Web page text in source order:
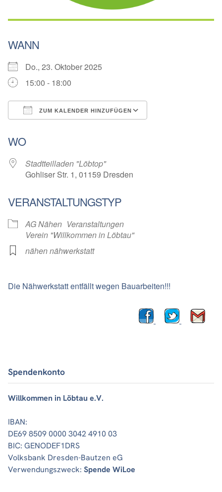
WANN
Do., 23. Oktober 2025
15:00 - 18:00
ZUM KALENDER HINZUFÜGEN
WO
Stadtteilladen "Löbtop"
Gohliser Str. 1, 01159 Dresden
VERANSTALTUNGSTYP
AG Nähen Veranstaltungen
Verein "Willkommen in Löbtau"
nähen nähwerkstatt
Die Nähwerkstatt entfällt wegen Bauarbeiten!!!
Spendenkonto
Willkommen in Löbtau e.V.
IBAN:
DE69 8509 0000 3042 4910 03
BIC: GENODEF1DRS
Volksbank Dresden-Bautzen eG
Verwendungszweck: Spende WiLoe